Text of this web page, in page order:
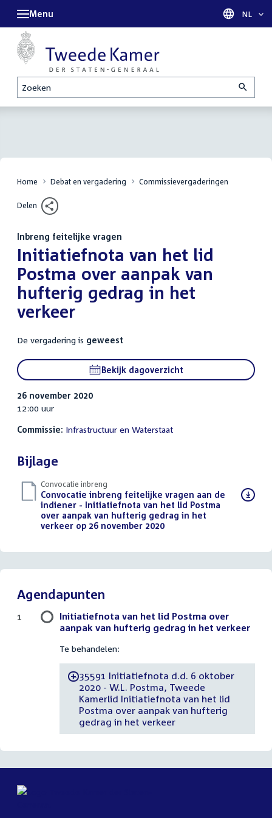
Zoeken
Menu Taal
NL
Home Debat en vergadering Commissievergaderingen
Delen
Inbreng feitelijke vragen
:Initiatiefnota van het lid
Postma over aanpak van
hufterig gedrag in het
verkeer
De vergadering is geweest
Bekijk dagoverzicht
26 november 2020
12:00 uur
Commissie: Infrastructuur en Waterstaat
Bijlage
Convocatie inbreng
Download
bestand:
Convocatie inbreng feitelijke vragen aan de
indiener - Initiatiefnota van het lid Postma
over aanpak van hufterig gedrag in het
verkeer op 26 november 2020(PDF)
Agendapunten
Initiatiefnota van het lid Postma over
aanpak van hufterig gedrag in het verkeer
Te behandelen:
-35591 Initiatiefnota d.d. 6 oktober
2020 - W.L. Postma, Tweede
Kamerlid Initiatiefnota van het lid
Postma over aanpak van hufterig
gedrag in het verkeer
1